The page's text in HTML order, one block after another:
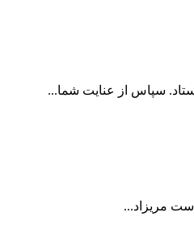
سپاس از عنایت شما...
مریزاد...